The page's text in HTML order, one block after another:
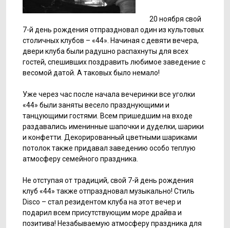
20 ноября свой
7-й день рождения отпраздновал один из культовых
столичных клубов – «44». Начиная с девяти вечера,
двери клуба были радушно распахнуты для всех
гостей, спешивших поздравить любимое заведение с
весомой датой. А таковых было немало!
Уже через час после начала вечеринки все уголки
«44» были заняты весело празднующими и
танцующими гостями. Всем пришедшим на входе
раздавались именинные шапочки и дуделки, шарики
и конфетти. Декорированный цветными шариками
потолок также придавал заведению особо теплую
атмосферу семейного праздника.
Не отступая от традиций, свой 7-й день рождения
клуб «44» также отпраздновал музыкально! Стиль
Disco – стал резидентом клуба на этот вечер и
подарил всем присутствующим море драйва и
позитива! Незабываемую атмосферу праздника для